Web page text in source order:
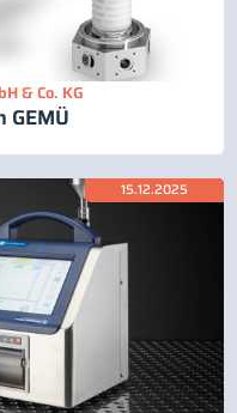
& Co. KG
GEMÜ
15.12.2025